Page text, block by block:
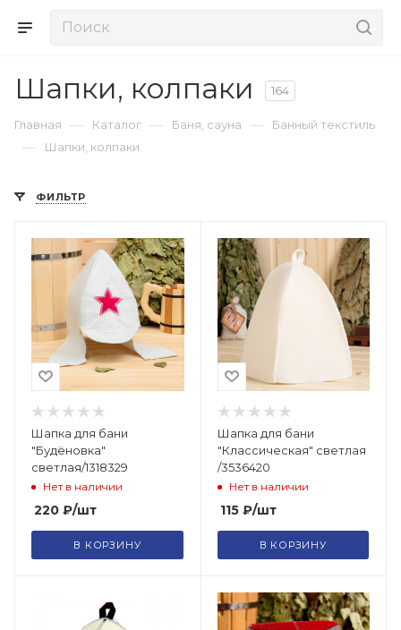
Шапки, колпаки 164
Главная — Каталог — Баня, сауна — Банный текстиль
— Шапки, колпаки
ФИЛЬТР
Шапка для бани
"Будёновка"
светлая/1318329
Нет в наличии
220 ₽/шт
В КОРЗИНУ
Шапка для бани
"Классическая" светлая
/3536420
Нет в наличии
115₽/шт
В КОРЗИНУ